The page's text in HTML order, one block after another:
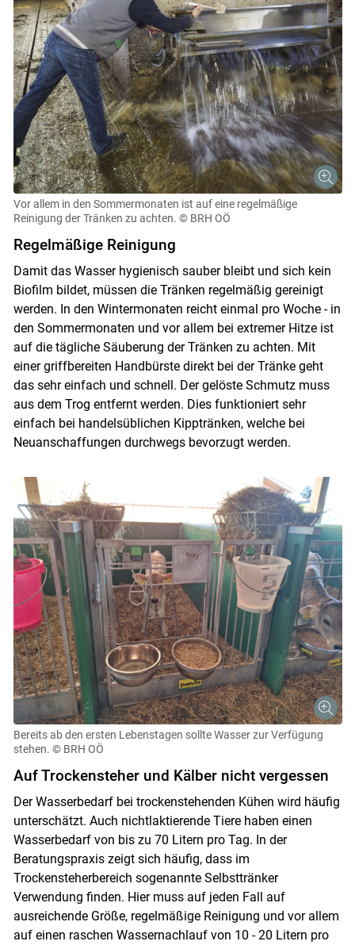
Vor allem in den Sommermonaten ist auf eine regelmäßige
Reinigung der Tränken zu achten. © BRH OÖ
Regelmäßige Reinigung
Damit das Wasser hygienisch sauber bleibt und sich kein
Biofilm bildet, müssen die Tränken regelmäßig gereinigt
werden. In den Wintermonaten reicht einmal pro Woche - in
den Sommermonaten und vor allem bei extremer Hitze ist
auf die tägliche Säuberung der Tränken zu achten. Mit
einer griffbereiten Handbürste direkt bei der Tränke geht
das sehr einfach und schnell. Der gelöste Schmutz muss
aus dem Trog entfernt werden. Dies funktioniert sehr
einfach bei handelsüblichen Kipptränken, welche bei
Neuanschaffungen durchwegs bevorzugt werden.
Bereits ab den ersten Lebenstagen sollte Wasser zur Verfügung
stehen. © BRH OÖ
Auf Trockensteher und Kälber nicht vergessen
Der Wasserbedarf bei trockenstehenden Kühen wird häufig
unterschätzt. Auch nichtlaktierende Tiere haben einen
Wasserbedarf von bis zu 70 Litern pro Tag. In der
Beratungspraxis zeigt sich häufig, dass im
Trockensteherbereich sogenannte Selbsttränker
Verwendung finden. Hier muss auf jeden Fall auf
ausreichende Größe, regelmäßige Reinigung und vor allem
auf einen raschen Wassernachlauf von 10 - 20 Litern pro